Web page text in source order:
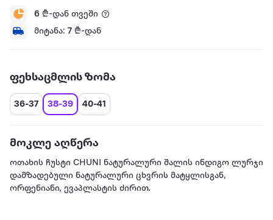
6 ₾-დან თვეში
მიტანა: 7 ₾-დან
ფეხსაცმლის ზომა
36-37 38-39 40-41
მოკლე აღწერა
ოთახის ჩუსტი CHUNI ნატურალური შალის ინდიგო ლურჯი
დამზადებული ნატურალური ცხვრის მატყლისგან,
ორფენიანი, ევაპლასტის ძირით.